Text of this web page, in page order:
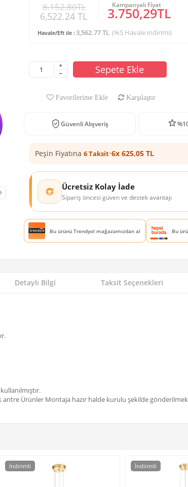
8.152,80TL
6,522.24 TL
Kampanyalı Fiyat
3.750,29TL
Havale/Eft ile :3,562.77 TL (%5 Havale indirimi)
Sepete Ekle
Favorilerime Ekle Karşılaştır
Güvenli Alışveriş
Peşin Fiyatına 6 Taksit•6x 625,05 TL
Ücretsiz Kolay İade
Sipariş öncesi güven ve destek avantajı
Bu ürünü Trendyol mağazamızdan al Bu
Detaylı Bilgi Taksit Seçenekleri
antre Ürünler Montaja hazır halde kurulu şekilde
İndirimli İndirimli